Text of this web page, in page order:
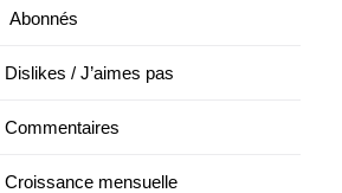
Abonnés
Dislikes / J’aimes pas
Commentaires
Croissance mensuelle